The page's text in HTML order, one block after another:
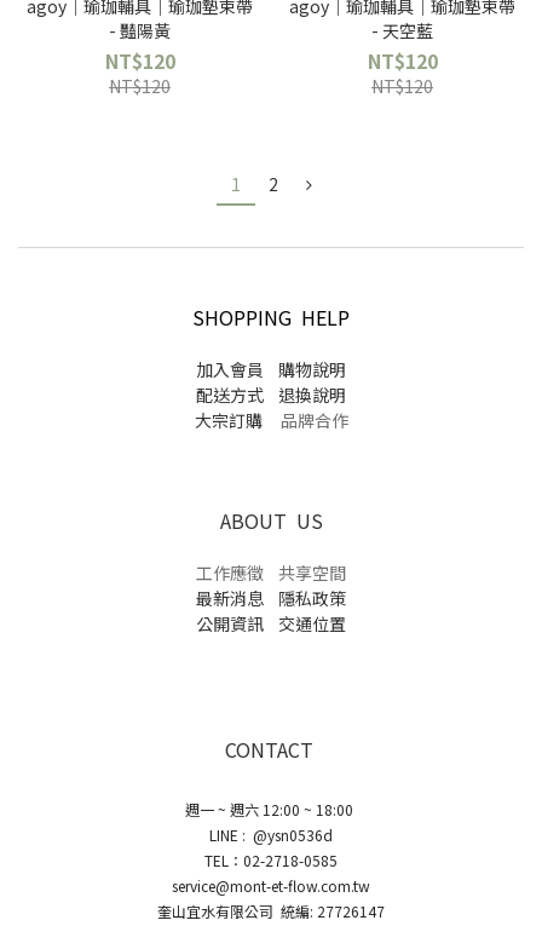
agoy｜瑜珈輔具｜瑜珈墊束帶
- 豔陽黃
NT$120
NT$120
agoy｜瑜珈輔具｜瑜珈墊束帶
- 天空藍
NT$120
NT$120
1 2
SHOPPING HELP
加入會員
購物說明
配送方式
退換說明
大宗訂購品牌合作
ABOUT US
工作應徵 共享空間
最新消息
隱私政策
公開資訊
交通位置
CONTACT
週一 ~ 週六 12:00 ~ 18:00
LINE : @ysn0536d
TEL：02-2718-0585
service@mont-et-flow.com.tw
奎山宜水有限公司 統編: 27726147